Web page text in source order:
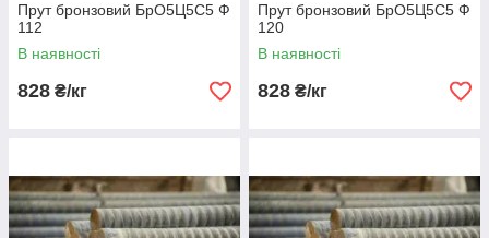
Прут бронзовий БрО5Ц5С5 Ф
112
В наявності
828 ₴/кг
Прут бронзовий БрО5Ц5С5 Ф
120
В наявності
828 ₴/кг